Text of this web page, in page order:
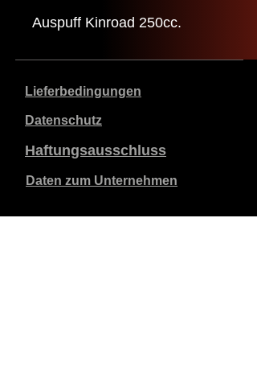
Auspuff Kinroad 250cc.
Lieferbedingungen
Datenschutz
Haftungsausschluss
Daten zum Unternehmen